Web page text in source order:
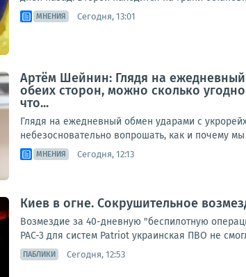
МНЕНИЯ Сегодня, 13:01
Артём Шейнин: Глядя на
обеих сторон, можно сколько
что...
Глядя на ежедневный обмен ударами с
небезосновательно вопрошать, как и почему
МНЕНИЯ Сегодня, 12:13
Киев в огне. Сокрушительное
Возмездие за 40-дневную "беспилотную
PAC-3 для систем Patriot украинская ПВО не
ПАБЛИКИ Сегодня, 12:53